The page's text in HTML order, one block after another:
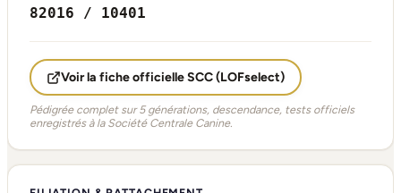
82016 / 10401
Voir la fiche officielle SCC (LOFselect)
Pédigrée complet sur 5 générations, descendance, tests officiels
enregistrés à la Société Centrale Canine.